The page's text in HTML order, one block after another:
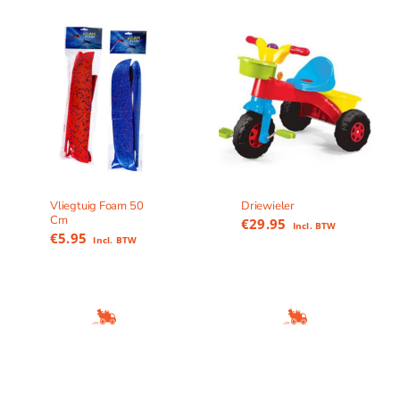
Vliegtuig Foam 50
Cm
€5.95 Incl. BTW
Driewieler
€29.95 Incl. BTW